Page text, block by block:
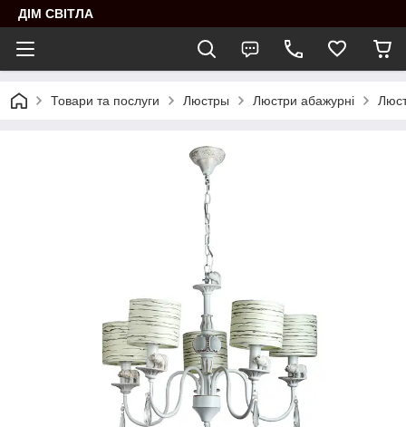
ДІМ СВІТЛА
Товари та послуги Люстры Люстри абажурні